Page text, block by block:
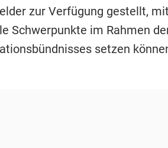
zur Verfügung gestellt,
Schwerpunkte im Rahmen
setzen